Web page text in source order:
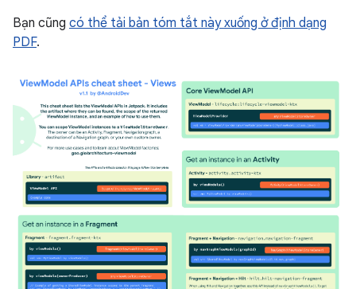
Bạn cũng có thể tải bản tóm tắt này xuống ở định dạng
PDF.